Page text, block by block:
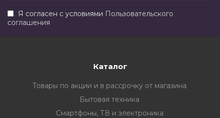
Я согласен с условиями Пользовательского
соглашения
Каталог
Товары по акции и в рассрочку от магазина
Бытовая техника
Смартфоны, ТВ и электроника